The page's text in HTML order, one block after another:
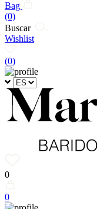
Bag
(0)
Buscar
Wishlist
(0)
0
0